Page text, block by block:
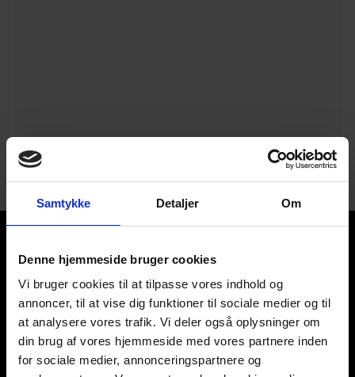
Samtykke Detaljer Om
Denne hjemmeside bruger cookies
Vi bruger cookies til at tilpasse vores indhold og
annoncer, til at vise dig funktioner til sociale medier og til
at analysere vores trafik. Vi deler også oplysninger om
din brug af vores hjemmeside med vores partnere inden
for sociale medier, annonceringspartnere og
EUC Nord
M. P. Koefoeds Vej 10
9800 Hjørring